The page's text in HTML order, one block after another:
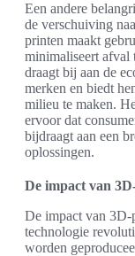
Een andere
de verschuiving
printen maakt
minimaliseert afval
draagt bij aan de
merken en biedt
milieu te maken.
ervoor dat
bijdraagt aan een
oplossingen.
De impact van
De impact van 3D-
technologie
worden